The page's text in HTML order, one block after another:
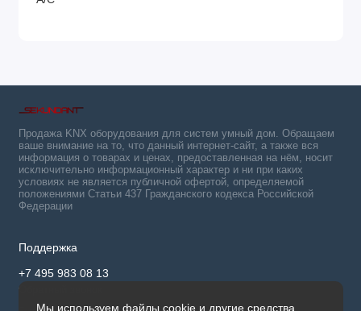
Мы используем файлы cookie и другие средства
Продажа KNX оборудования для систем умный дом. Обращаем
ваше внимание на то, что данный интернет-сайт, а также вся
информация о товарах и ценах, предоставленная на нём, носит
исключительно информационный характер и ни при каких
условиях не является публичной офертой, определяемой
положениями Статьи 437 Гражданского кодекса Российской
Федерации
Поддержка
+7 495 983 08 13
Обратный звонок